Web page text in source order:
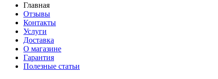
Главная
Отзывы
Контакты
Услуги
Доставка
О магазине
Гарантия
Полезные статьи